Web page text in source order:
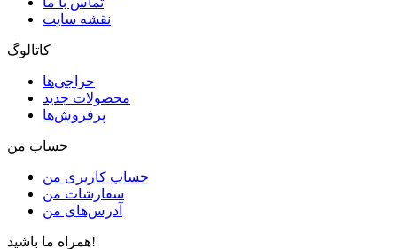
نقشه سایت
کاتالوگ
حراجی‌ها
محصولات جدید
پرفروش‌ها
حساب من
حساب کاربری من
سفارشات من
آدرس‌های من
همراه ما باشید!